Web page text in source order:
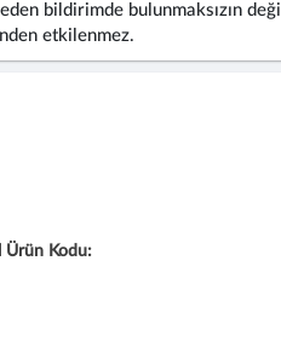
bildirimde bulunmaksızın
etkilenmez.
Ürün Kodu: